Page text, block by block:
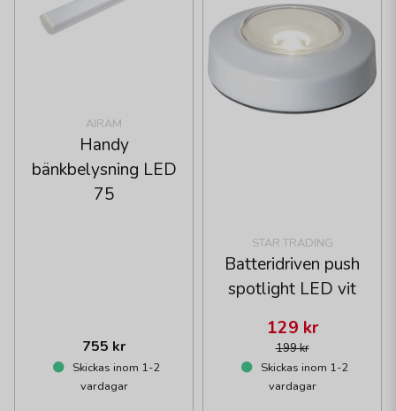
AIRAM
Handy
bänkbelysning LED
75
755 kr
Skickas inom 1-2
vardagar
STAR TRADING
Batteridriven push
spotlight LED vit
199 kr
129 kr
Skickas inom 1-2
vardagar